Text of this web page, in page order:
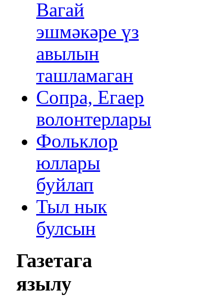
Вагай
эшмәкәре үз
авылын
ташламаган
Сопра, Егаер
волонтерлары
Фольклор
юллары
буйлап
Тыл нык
булсын
Газетага
язылу